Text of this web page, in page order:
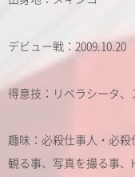
デビュー戦：
得意技：リベラシータ
趣味：必殺仕事人・必
観る事、写真を撮る事